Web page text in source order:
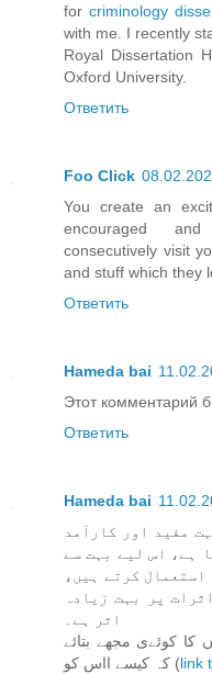
forcriminology
with me. I recently
Royal Dissertation
Oxford University.
Ответить
Foo Click
You create an
encouraged
consecutively visit
and stuff which they
Ответить
Hameda bai
Этот комментарий
Ответить
Hameda bai
مفید اور کارآمد
ہے، اس لیے بہت سے
کرتے ہیں،
پر بہت زیادہ
اثر ہے۔
کوئےی مجھے بتائے
کہ کیسے ااس کو (link